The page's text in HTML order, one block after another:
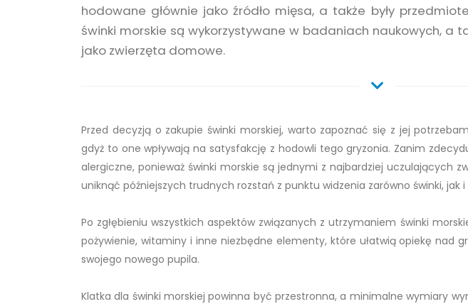
hodowane głównie jako źródło mięsa, a także były
świnki morskie są wykorzystywane w badaniach naukowych, a
jako zwierzęta domowe.
Przed decyzją o zakupie świnki morskiej, warto zapoznać się z jej
gdyż to one wpływają na satysfakcję z hodowli tego gryzonia. Zanim
alergiczne, ponieważ świnki morskie są jednymi z najbardziej uczulających
uniknąć późniejszych trudnych rozstań z punktu widzenia zarówno świnki, jak i
Po zgłębieniu wszystkich aspektów związanych z utrzymaniem świnki
pożywienie, witaminy i inne niezbędne elementy, które ułatwią opiekę nad
swojego nowego pupila.
Klatka dla świnki morskiej powinna być przestronna, a minimalne wymiary